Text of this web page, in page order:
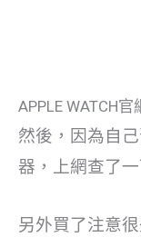
APPLE WATCH
然後，因為自
器，上網查了
另外買了注意